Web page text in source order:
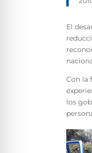
El
Con la
los